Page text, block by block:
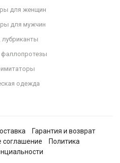
для женщин
для мужчин
лубриканты
одежда
Гарантия и возврат
соглашение
Политика